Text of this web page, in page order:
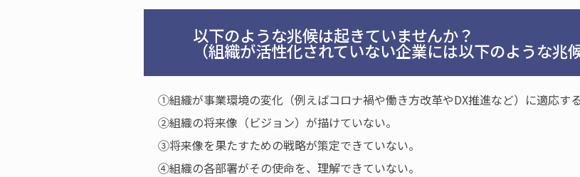
以下のような兆候は起きていませんか？
（組織が活性化されていない企業には以下のような兆候
①組織が事業環境の変化（例えばコロナ禍や働き方改革やDX推進など）に適応す
②組織の将来像（ビジョン）が描けていない。
③将来像を果たすための戦略が策定できていない。
④組織の各部署がその使命を、理解できていない。